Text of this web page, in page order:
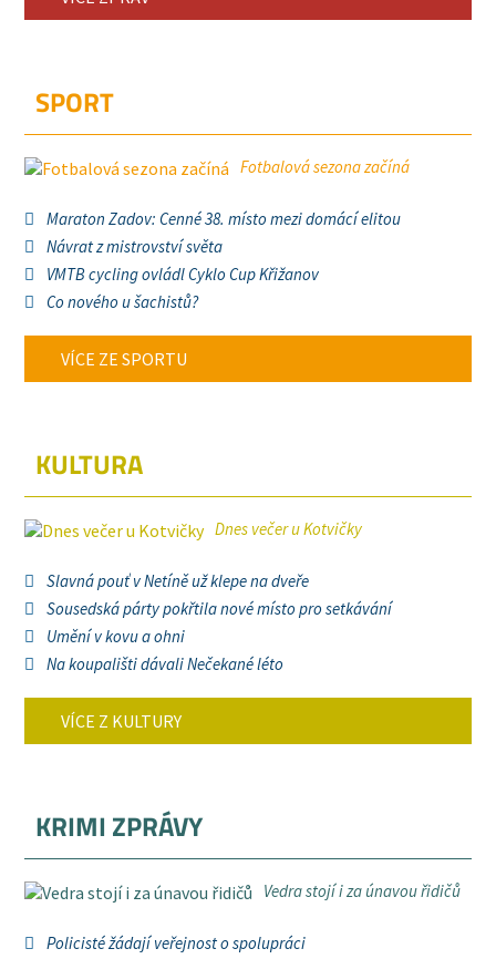
SPORT
Fotbalová sezona začíná
Maraton Zadov: Cenné 38. místo mezi domácí elitou
Návrat z mistrovství světa
VMTB cycling ovládl Cyklo Cup Křižanov
Co nového u šachistů?
VÍCE ZE SPORTU
KULTURA
Dnes večer u Kotvičky
Slavná pouť v Netíně už klepe na dveře
Sousedská párty pokřtila nové místo pro setkávání
Umění v kovu a ohni
Na koupališti dávali Nečekané léto
VÍCE Z KULTURY
KRIMI ZPRÁVY
Vedra stojí i za únavou řidičů
Policisté žádají veřejnost o spolupráci